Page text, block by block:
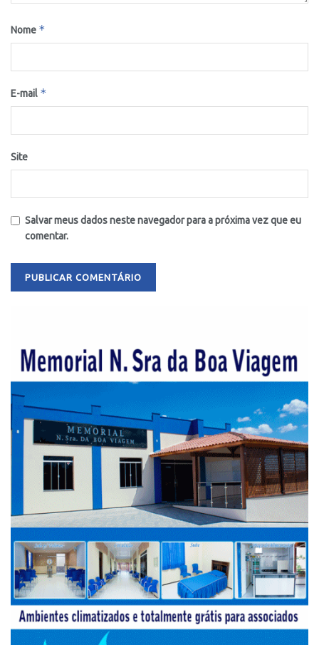
Nome *
E-mail *
Site
Salvar meus dados neste navegador para a próxima vez que eu
comentar.